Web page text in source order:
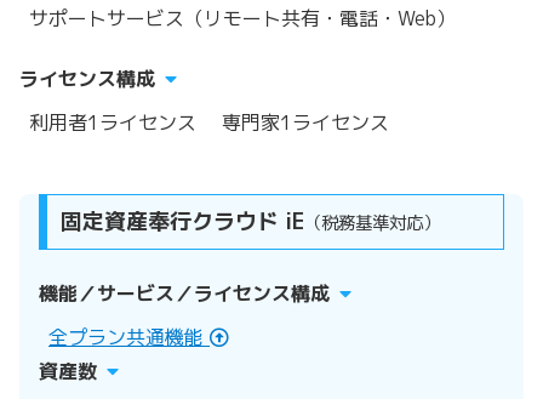
サポートサービス（リモート共有・電話・Web）
ライセンス構成
利用者1ライセンス
専門家1ライセンス
固定資産奉行クラウド iE （税務基準対応）
機能／サービス／ライセンス構成
全プラン共通機能
資産数